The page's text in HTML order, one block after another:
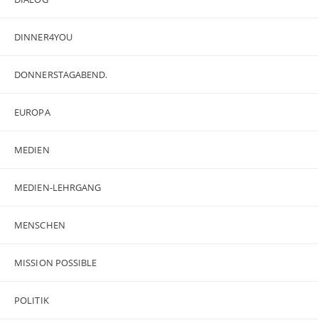
DINNER4YOU
DONNERSTAGABEND.
EUROPA
MEDIEN
MEDIEN-LEHRGANG
MENSCHEN
MISSION POSSIBLE
POLITIK